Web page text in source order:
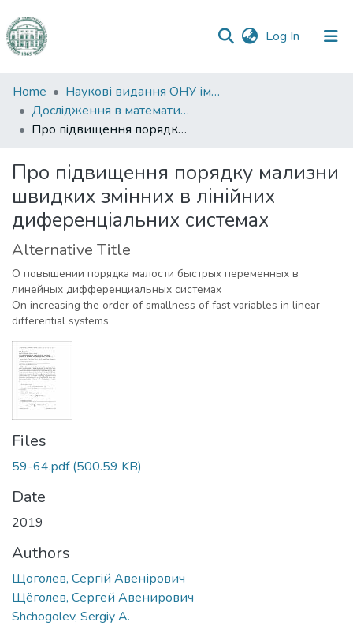
Log In (current)
Communities
&
Collections
Statistics
Home
Наукові видання ОНУ імені І. І. Мечникова
Дослiдження в математицi i механiцi
Про пiдвищення порядку мализни швидких змiнних в лiнiйних диференцiальних системах
Про пiдвищення порядку мализни
швидких змiнних в лiнiйних
диференцiальних системах
Alternative Title
О повышении порядка малости быстрых переменных в
линейных дифференциальных системах
On increasing the order of smallness of fast variables in linear
differential systems
Files
59-64.pdf(500.59 KB)
Date
2019
Authors
Щоголев, Сергій Авенірович
Щёголев, Сергей Авенирович
Shchogolev, Sergiy A.